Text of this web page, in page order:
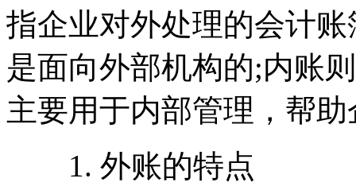
指企业对外处理的会计
是面向外部机构的;内账
主要用于内部管理，帮
1. 外账的特点